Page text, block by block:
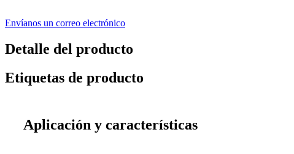
Envíanos un correo electrónico
Detalle del producto
Etiquetas de producto
Aplicación y características